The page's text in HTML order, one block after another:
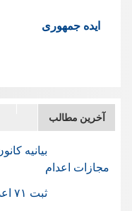
ایده جمهوری
آخرین مطالب
بیانیه
مجازات اعدام
ثبت ۷۱ اعدام در ژوئيه در ایران